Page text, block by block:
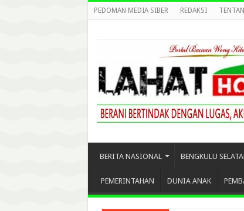
PEDOMAN MEDIA SIBER REDAKSI
BERITA NASIONAL BENGKULU
PEMERINTAHAN DUNIA ANAK